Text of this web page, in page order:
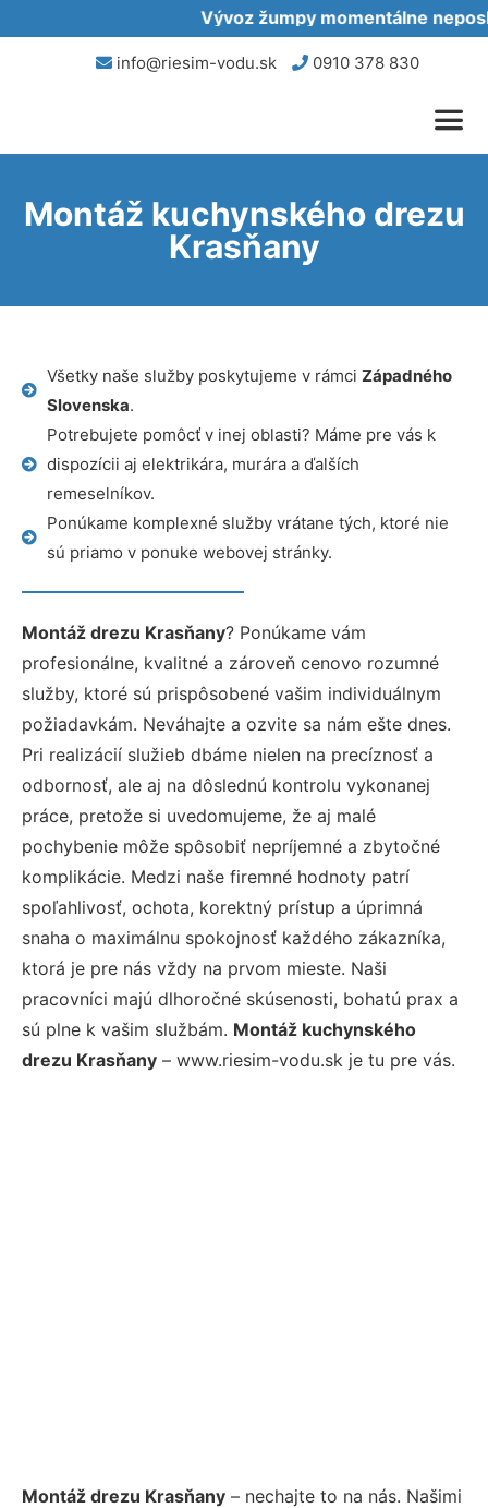
Vývoz žumpy momentálne
info@riesim-vodu.sk 0910 378 830
Montáž kuchynského drezu
Krasňany
Všetky naše služby poskytujeme v rámci Západného
Slovenska.
Potrebujete pomôcť v inej oblasti? Máme pre vás k
dispozícii aj elektrikára, murára a ďalších
remeselníkov.
Ponúkame komplexné služby vrátane tých, ktoré nie
sú priamo v ponuke webovej stránky.
Montáž drezu Krasňany? Ponúkame vám
profesionálne, kvalitné a zároveň cenovo rozumné
služby, ktoré sú prispôsobené vašim individuálnym
požiadavkám. Neváhajte a ozvite sa nám ešte dnes.
Pri realizácií služieb dbáme nielen na precíznosť a
odbornosť, ale aj na dôslednú kontrolu vykonanej
práce, pretože si uvedomujeme, že aj malé
pochybenie môže spôsobiť nepríjemné a zbytočné
komplikácie. Medzi naše firemné hodnoty patrí
spoľahlivosť, ochota, korektný prístup a úprimná
snaha o maximálnu spokojnosť každého zákazníka,
ktorá je pre nás vždy na prvom mieste. Naši
pracovníci majú dlhoročné skúsenosti, bohatú prax a
sú plne k vašim službám. Montáž kuchynského
drezu Krasňany – www.riesim-vodu.sk je tu pre vás.
Montáž drezu Krasňany – nechajte to na nás. Našimi